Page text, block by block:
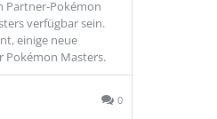
Partner-Pokémon
verfügbar sein.
einige neue
Pokémon Masters.
0